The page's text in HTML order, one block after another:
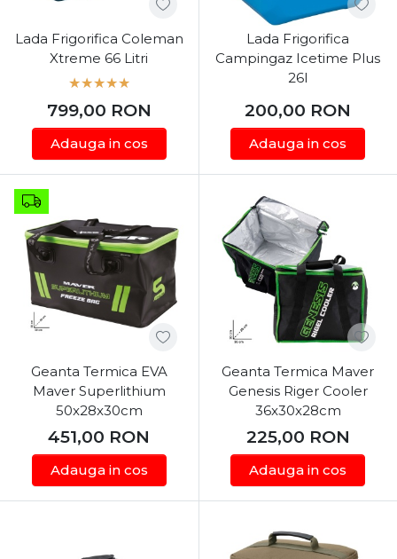
Majoritatea lazilor frigorifice modern beneficiaza de
un sistem de scurgere a apei care s-a topit. Izolatia
solida a peretelui asigura protectia impotriva razelor
UV, manerul rezistent pentru transport sau
capacitatea lazii frigorifice (masurata in litri) sunt
elemente care conteaza atunci cand ne decidem sa
achizitionam o lada frigorifica. Gama variata de
modele pe care o gasiti la Fisela permite alegerea
variantei potrivite pentru cerintele fiecarui pescar.
Pentru mentinerea temperaturii scazute in interior,
se recomanda utilizarea unor rezerve de gheata,
realizate din materiale care nu sunt toxice.
Rezervele pentru lazile frigorifice pot fi alese in
functie de capacitatea si dimensiunile lazii utilizate.
alimentelor o constituie lada frigorifica electrica.
Aceasta poate fi alimentata la mufa bricheta a
constanta. Lazile frigorifice au, in functie de model,
mai multe moduri de functionare (ex. Noapte, Eco
etc) pentru a se adapta diferitelor necesitati ale
Produse precum lada frigorifica Coleman Xtreme,
Lada Frigorifica Coleman
Xtreme 66 Litri
799,00 RON
Adauga in cos
Lada Frigorifica
Campingaz Icetime Plus
26l
200,00 RON
Adauga in cos
Geanta Termica EVA
Maver Superlithium
50x28x30cm
451,00 RON
Adauga in cos
Geanta Termica Maver
Genesis Riger Cooler
36x30x28cm
225,00 RON
Adauga in cos